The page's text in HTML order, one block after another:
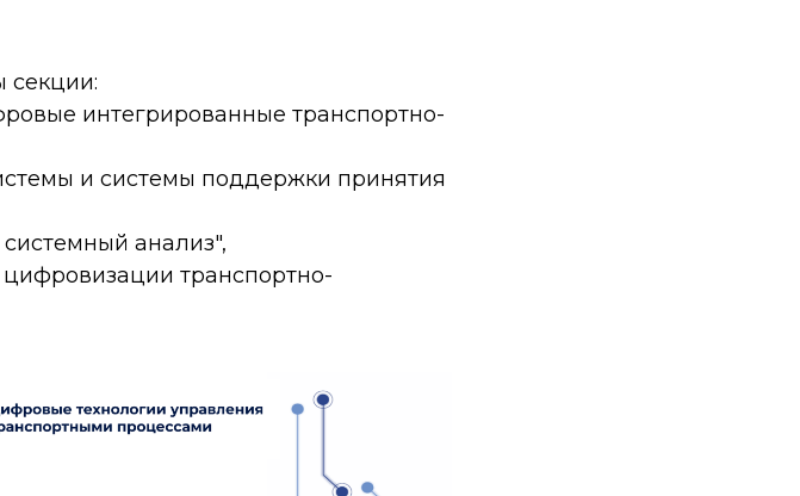
секции:
интегрированные транспортно-
и системы поддержки принятия
анализ",
транспортно-